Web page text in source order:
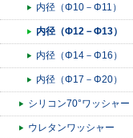
内径（Φ10－Φ11）
内径（Φ12－Φ13）
内径（Φ14－Φ16）
内径（Φ17－Φ20）
シリコン70°ワッシャー
ウレタンワッシャー